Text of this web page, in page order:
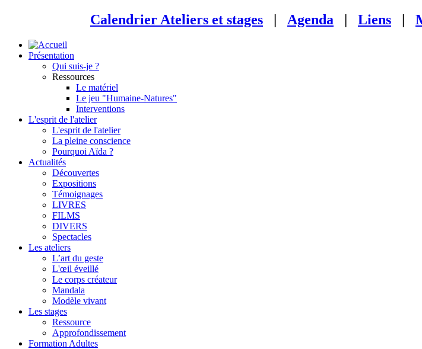
Calendrier Ateliers et stages | Agenda | Liens |
Présentation
Qui suis-je ?
Ressources
Le matériel
Le jeu "Humaine-Natures"
Interventions
L'esprit de l'atelier
L'esprit de l'atelier
La pleine conscience
Pourquoi Aïda ?
Actualités
Découvertes
Expositions
Témoignages
LIVRES
FILMS
DIVERS
Spectacles
Les ateliers
L’art du geste
L'œil éveillé
Le corps créateur
Mandala
Modèle vivant
Les stages
Ressource
Approfondissement
Formation Adultes